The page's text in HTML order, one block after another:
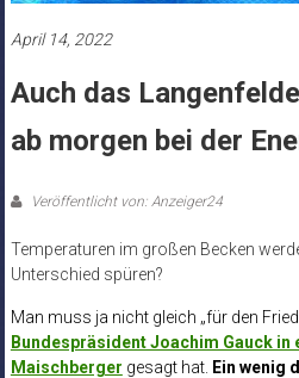
April 14, 2022
Auch das
ab morgen bei der
Veröffentlicht von: Anzeiger24
Temperaturen im großen Becken
Unterschied spüren?
Man muss ja nicht gleich „für den
Bundespräsident Joachim Gauck in
Maischberger gesagt hat. Ein wenig